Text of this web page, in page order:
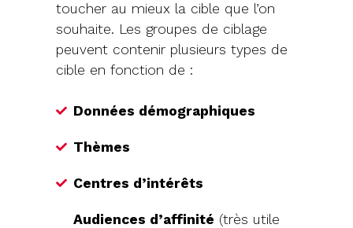
toucher au mieux la cible que l’on
souhaite. Les groupes de ciblage
peuvent contenir plusieurs types de
cible en fonction de :
Données démographiques
Thèmes
Centres d’intérêts
Audiences d’affinité (très utile